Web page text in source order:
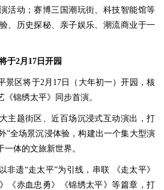
活动；赛博三国潮玩街、科技智能馆等
、历史探秘、亲子娱乐、潮流商业于一
于2月17日开园
景区将于2月17日（大年初一）开园，核
锦绣太平》同步首演。
主题街区、近百场沉浸式互动演出，打
”全场景沉浸体验，构建出一个集大型演
体的文旅新世界。
非遗“走太平”为引线，串联 《走太平》
《赤血忠勇》《锦绣太平》等篇章，打